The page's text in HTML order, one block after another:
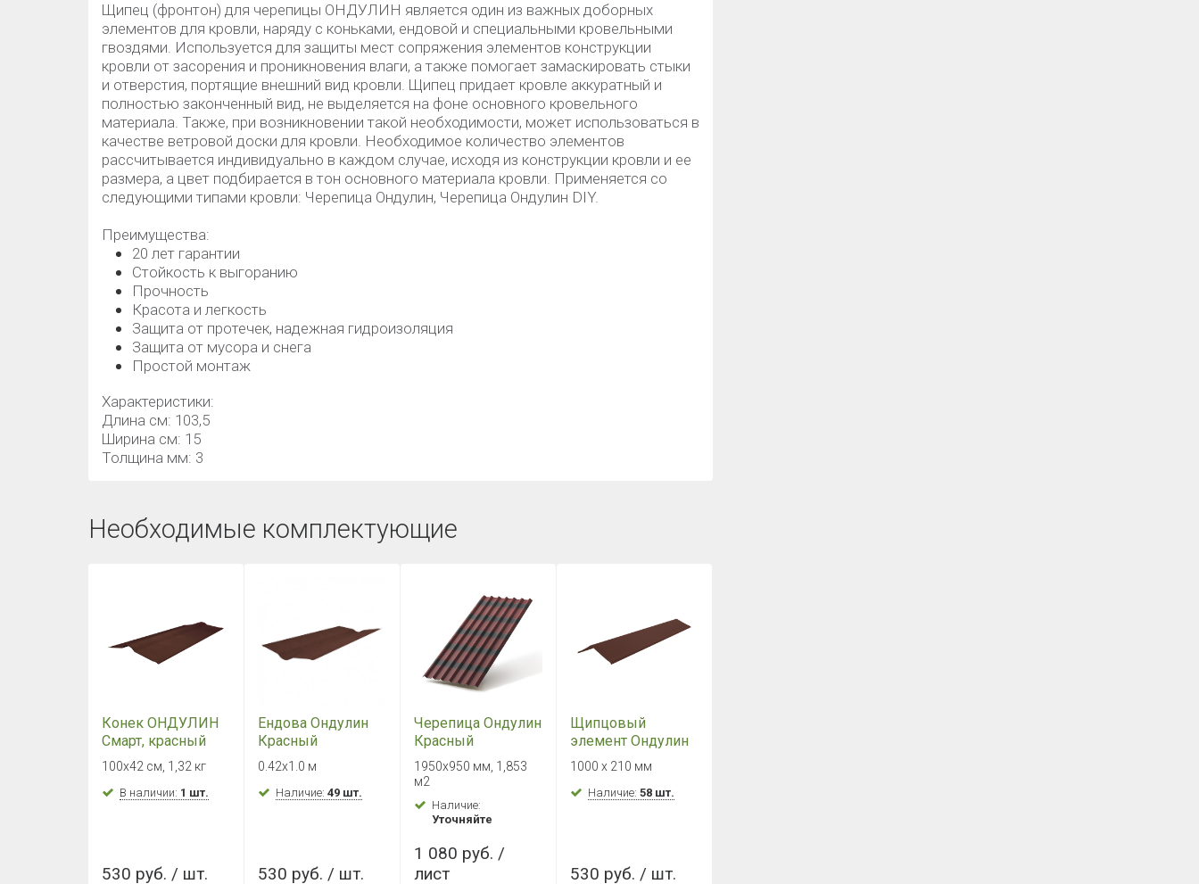
Щипец (фронтон) для черепицы ОНДУЛИН является один из важных доборных
элементов для кровли, наряду с коньками, ендовой и специальными кровельными
гвоздями. Используется для защиты мест сопряжения элементов конструкции
кровли от засорения и проникновения влаги, а также помогает замаскировать стыки
и отверстия, портящие внешний вид кровли. Щипец придает кровле аккуратный и
полностью законченный вид, не выделяется на фоне основного кровельного
материала. Также, при возникновении такой необходимости, может использоваться в
качестве ветровой доски для кровли. Необходимое количество элементов
рассчитывается индивидуально в каждом случае, исходя из конструкции кровли и ее
размера, а цвет подбирается в тон основного материала кровли. Применяется со
следующими типами кровли: Черепица Ондулин, Черепица Ондулин DIY.
Преимущества:
20 лет гарантии
Стойкость к выгоранию
Прочность
Красота и легкость
Защита от протечек, надежная гидроизоляция
Защита от мусора и снега
Простой монтаж
Характеристики:
Длина см: 103,5
Ширина см: 15
Толщина мм: 3
Необходимые комплектующие
Конек ОНДУЛИН
Смарт, красный
100х42 см, 1,32 кг
В наличии: 1 шт.
530 руб. / шт.
Ендова Ондулин
Красный
0.42х1.0 м
Наличие:49 шт.
530 руб. / шт.
Черепица Ондулин
Красный
1950x950 мм, 1,853
м2
Наличие:
Уточняйте
1 080 руб. /
лист
Щипцовый
элемент Ондулин
красный
1000 х 210 мм
Наличие:58 шт.
530 руб. / шт.